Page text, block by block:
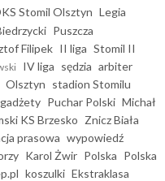
Stomil Olsztyn Legia
Puszcza
Filipek II liga Stomil II
IV liga sędzia arbiter
Olsztyn stadion Stomilu
gadżety Puchar Polski Michał
KS Brzesko Znicz Biała
prasowa wypowiedź
Karol Żwir Polska Polska
koszulki Ekstraklasa